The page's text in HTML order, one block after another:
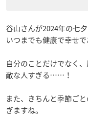
谷山さんが2024年の七
いつまでも健康で幸せ
自分のことだけでなく
敵な人すぎる……！
また、きちんと季節ご
ぎますね。